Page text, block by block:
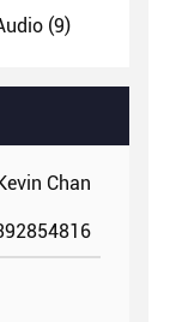
(9)
Chan